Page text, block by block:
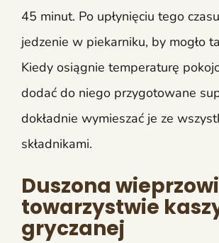
45 minut. Po upłynięciu tego
jedzenie w piekarniku, by mogło
Kiedy osiągnie temperaturę
dodać do niego przygotowane
dokładnie wymieszać je ze
składnikami.
Duszona
towarzystwie
gryczanej